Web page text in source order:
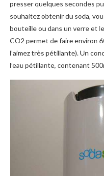
presser quelques secondes
souhaitez obtenir du soda,
bouteille ou dans un verre et
CO2 permet de faire environ
l’aimez très pétillante). Un
l’eau pétillante, contenant